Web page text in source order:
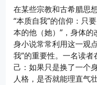
在某些宗教和古希腊思
“本质自我”的信仰：只
本的他（她）”，身体
身小说常常利用这一观
我”的重要性。一名读
己：如果只是换了一个
人格，是否就能理直气